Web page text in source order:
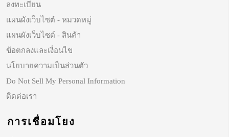
ลงทะเบียน
แผนผังเว็บไซต์ - หมวดหมู่
แผนผังเว็บไซต์ - สินค้า
ข้อตกลงและเงื่อนไข
นโยบายความเป็นส่วนตัว
Do Not Sell My Personal Information
ติดต่อเรา
การเชื่อมโยง